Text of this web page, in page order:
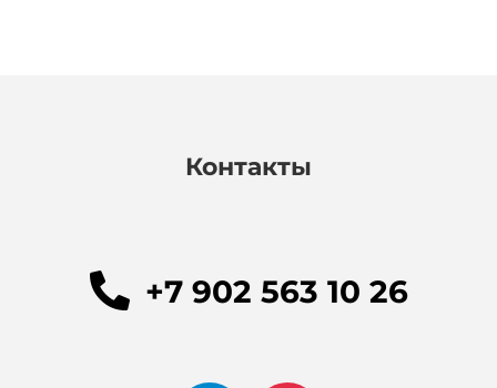
Контакты
+7 902 563 10 26